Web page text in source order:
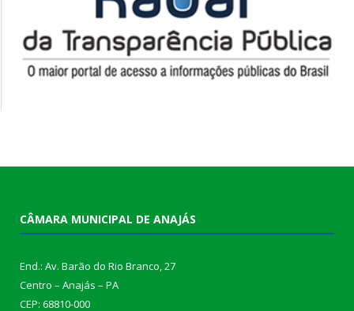
CÂMARA MUNICIPAL DE ANAJÁS
End.: Av. Barão do Rio Branco, 27
Centro – Anajás – PA
CEP: 68810-000